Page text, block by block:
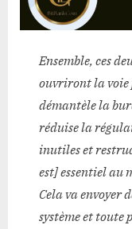
Ensemble, ces
ouvriront la
démantèle la
réduise la
inutiles et
est] essentiel au
Cela va envoyer
système et toute